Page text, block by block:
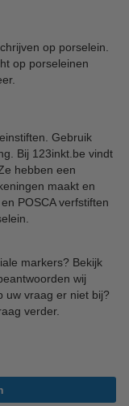
op porselein.
op porseleinen
Gebruik
Bij 123inkt.be vindt
hebben een
maakt en
POSCA verfstiften
markers? Bekijk
wij
uw vraag er niet bij?
verder.